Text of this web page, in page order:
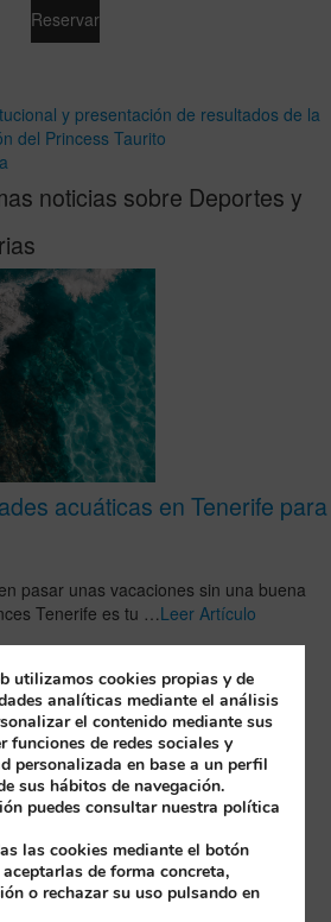
Reservar
y presentación de resultados de la
del Princess Taurito
noticias sobre Deportes y
acuáticas en Tenerife para
pasar unas vacaciones sin una buena
Tenerife es tu …Leer Artículo
conoce las Cruces de
utilizamos cookies propias y de
analíticas mediante el análisis
el contenido mediante sus
funciones de redes sociales y
personalizada en base a un perfil
sus hábitos de navegación.
puedes consultar nuestra política
las cookies mediante el botón
aceptarlas de forma concreta,
o rechazar su uso pulsando en